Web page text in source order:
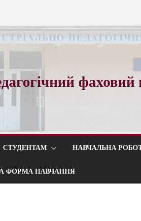
СТУДЕНТАМ НАВЧАЛЬНА
ФОРМА НАВЧАННЯ